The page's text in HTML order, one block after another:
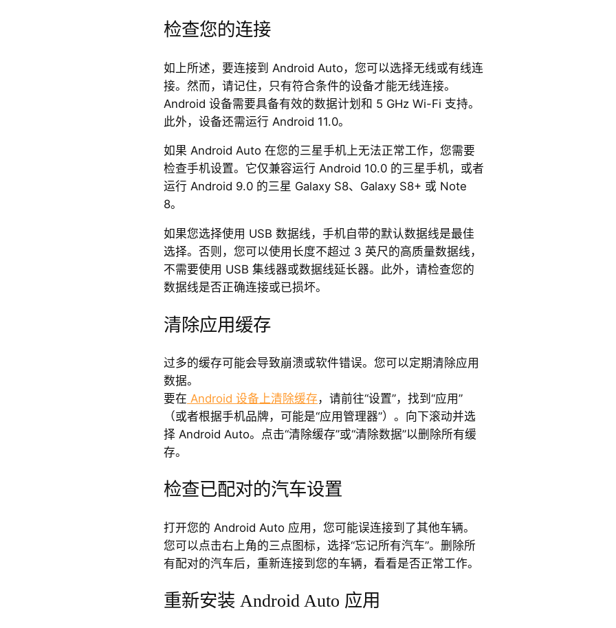
检查您的连接
如上所述，要连接到 Android Auto，您可以选择无线或有线连
接。然而，请记住，只有符合条件的设备才能无线连接。
Android 设备需要具备有效的数据计划和 5 GHz Wi-Fi 支持。
此外，设备还需运行 Android 11.0。
如果 Android Auto 在您的三星手机上无法正常工作，您需要
检查手机设置。它仅兼容运行 Android 10.0 的三星手机，或者
运行 Android 9.0 的三星 Galaxy S8、Galaxy S8+ 或 Note
8。
如果您选择使用 USB 数据线，手机自带的默认数据线是最佳
选择。否则，您可以使用长度不超过 3 英尺的高质量数据线，
不需要使用 USB 集线器或数据线延长器。此外，请检查您的
数据线是否正确连接或已损坏。
清除应用缓存
过多的缓存可能会导致崩溃或软件错误。您可以定期清除应用
数据。
要在 Android 设备上清除缓存 ，请前往“设置”，找到“应用”
（或者根据手机品牌，可能是“应用管理器”）。向下滚动并选
择 Android Auto。点击“清除缓存”或“清除数据”以删除所有缓
存。
检查已配对的汽车设置
打开您的 Android Auto 应用，您可能误连接到了其他车辆。
您可以点击右上角的三点图标，选择“忘记所有汽车”。删除所
有配对的汽车后，重新连接到您的车辆，看看是否正常工作。
重新安装 Android Auto 应用